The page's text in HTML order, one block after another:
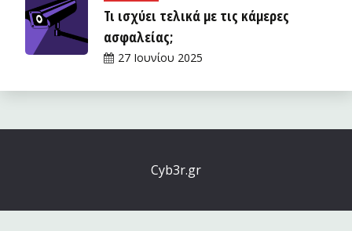
Τι ισχύει τελικά με τις κάμερες
ασφαλείας;
27 Ιουνίου 2025
Cyb3r.gr